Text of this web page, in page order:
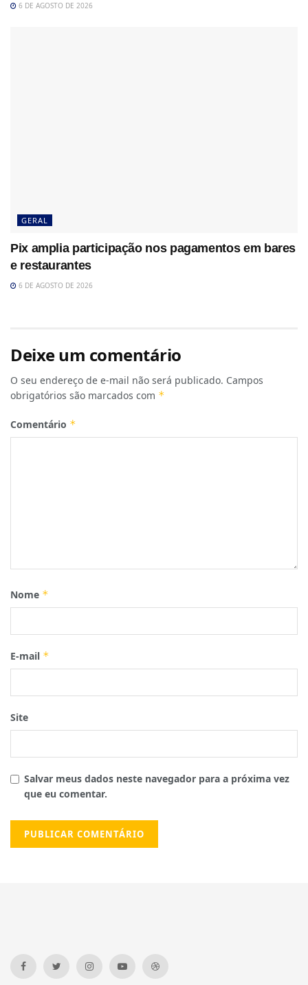
6 DE AGOSTO DE 2026
GERAL
Pix amplia participação nos pagamentos em bares
e restaurantes
6 DE AGOSTO DE 2026
Deixe um comentário
O seu endereço de e-mail não será publicado. Campos
obrigatórios são marcados com *
Comentário *
Nome *
E-mail *
Site
Salvar meus dados neste navegador para a próxima vez
que eu comentar.